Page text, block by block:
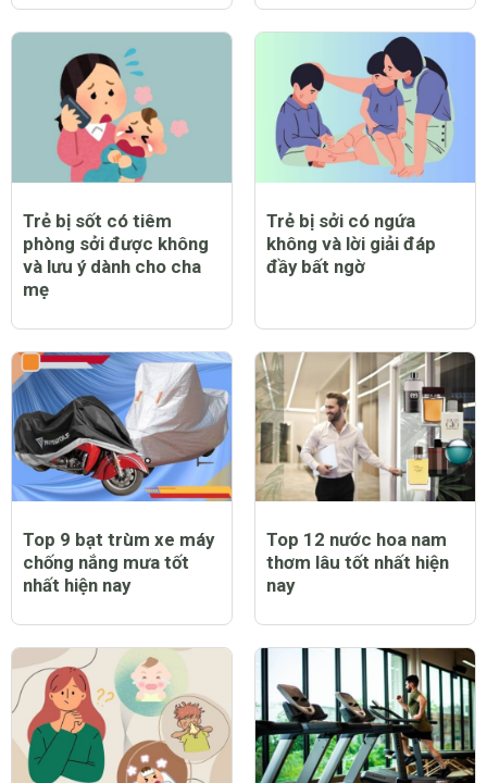
Trẻ bị sốt có tiêm
phòng sởi được không
và lưu ý dành cho cha
mẹ
Trẻ bị sởi có ngứa
không và lời giải đáp
đầy bất ngờ
Top 9 bạt trùm xe máy
chống nắng mưa tốt
nhất hiện nay
Top 12 nước hoa nam
thơm lâu tốt nhất hiện
nay